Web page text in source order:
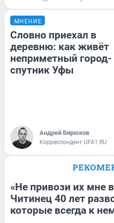
МНЕНИЕ
Словно приехал в
деревню: как живёт
неприметный город-
спутник Уфы
Андрей Бирюков
Корреспондент UFA1.RU
«Не привози их мне
Читинец 40 лет
которые всегда к